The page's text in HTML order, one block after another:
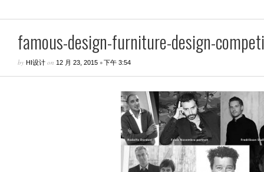
famous-design-furniture-design-
by HI设计 on 12 月 23, 2015 •下午 3:54